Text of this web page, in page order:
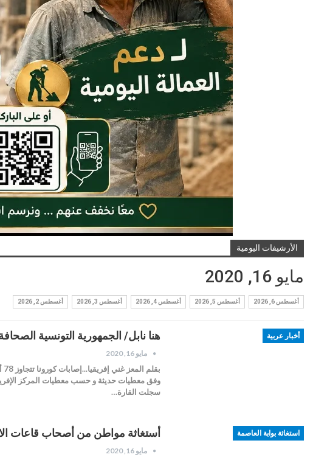
الأرشيفات اليومية
مايو 16, 2020
أغسطس 6, 2026 أغسطس 5, 2026 أغسطس 4, 2026 أغسطس 3, 2026 أغسطس 2, 2026
أخبار عربية هنا نابل/ الجمهورية التونسية
مايو 16, 2020
سجلت القارة…
استغاثة بوابة العاصمة أستغاثة مواطن من أصحاب قاعات
مايو 16, 2020